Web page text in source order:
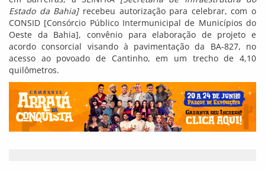
Estado da Bahia]recebeu autorização para celebrar, com o
CONSID [Consórcio Público Intermunicipal de Municípios do
Oeste da Bahia], convênio para elaboração de projeto e
acordo consorcial visando à pavimentação da BA-827, no
acesso ao povoado de Cantinho, em um trecho de 4,10
quilômetros.